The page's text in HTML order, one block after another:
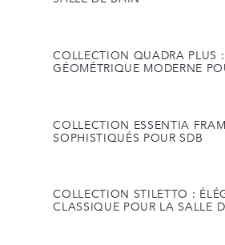
COLLECTION QUADRA PLUS
GÉOMÉTRIQUE MODERNE
COLLECTION ESSENTIA
SOPHISTIQUÉS POUR SDB
COLLECTION STILETTO :
CLASSIQUE POUR LA SALLE